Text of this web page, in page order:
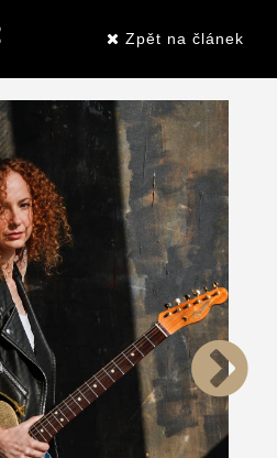
Zpět na článek